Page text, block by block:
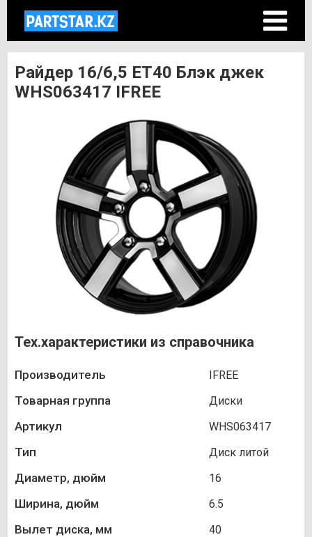
Райдер 16/6,5 ET40 Блэк джек
WHS063417 IFREE
Тех.характеристики из справочника
Производитель IFREE
Товарная группа Диски
Артикул WHS063417
Тип Диск литой
Диаметр, дюйм 16
Ширина, дюйм 6.5
Вылет диска, мм 40